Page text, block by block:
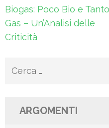
Navigazione
articoli
Biogas: Poco Bio e Tanto
Gas – Un’Analisi delle
Criticità
Ricerca
ARGOMENTI